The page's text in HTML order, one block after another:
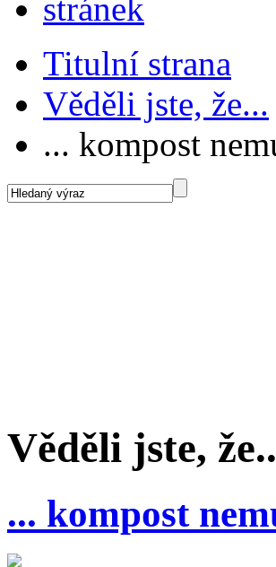
Titulní strana
Věděli jste, že...
... kompost
Věděli jste,
... kompost